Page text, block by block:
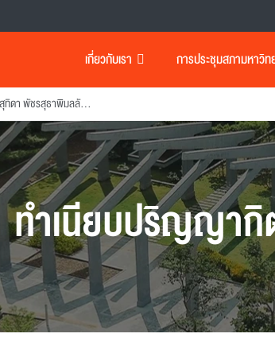
เกี่ยวกับเรา การประชุมสภามหาวิ
สมเด็จพระนางเจ้าสุทิดา พัชรสุธาพิมลลักษณ พระบรมราชินี
ทำเนียบปริญญา